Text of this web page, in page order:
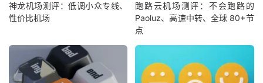
神龙机场测评：低调小众专线、
性价比机场
跑路云机场测评：不会跑路的
Paoluz、高速中转、全球 80+节
点